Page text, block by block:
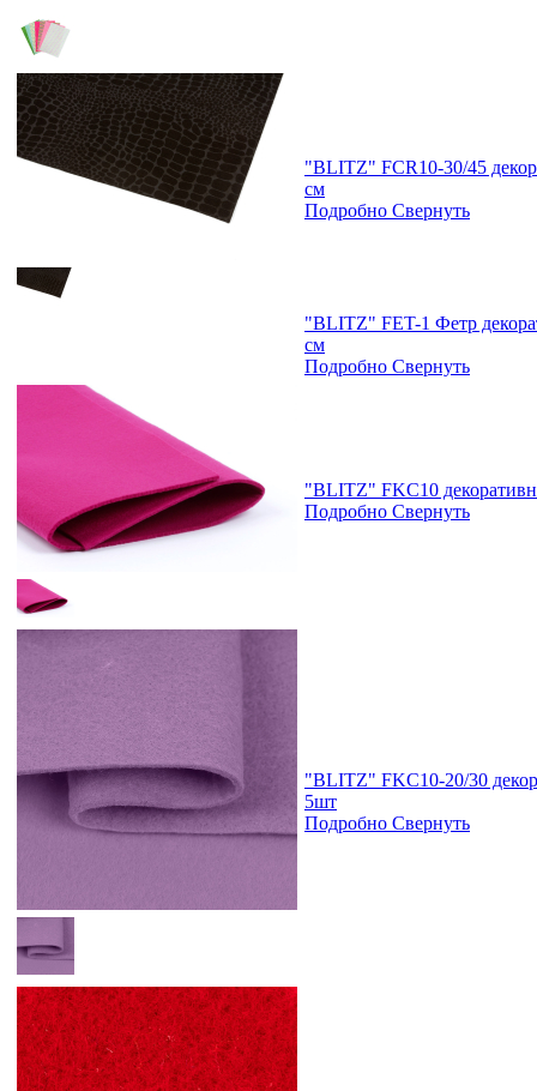
"BLITZ" FCR10-30/45
см
Подробно Свернуть
"BLITZ" FET-1 Фетр
см
Подробно Свернуть
"BLITZ" FKC10
Подробно Свернуть
"BLITZ" FKC10-20/30
5шт
Подробно Свернуть